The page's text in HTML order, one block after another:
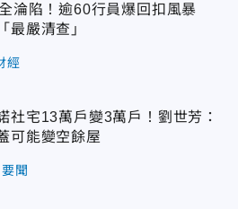
淪陷！逾60行員爆回扣風暴
最嚴清查」
經
社宅13萬戶變3萬戶！劉世芳：
可能變空餘屋
要聞